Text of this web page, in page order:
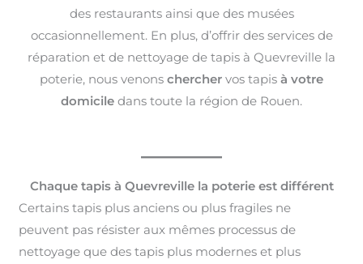
des restaurants ainsi que des musées
occasionnellement. En plus, d’offrir des services de
réparation et de nettoyage de tapis à Quevreville la
poterie, nous venons chercher vos tapis à votre
domicile dans toute la région de Rouen.
Chaque tapis à Quevreville la poterie est différent
Certains tapis plus anciens ou plus fragiles ne
peuvent pas résister aux mêmes processus de
nettoyage que des tapis plus modernes et plus